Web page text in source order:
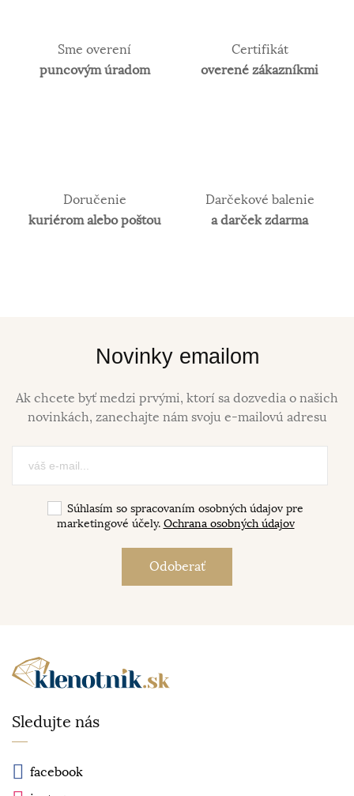
Sme overení
puncovým úradom
Certifikát
overené zákazníkmi
Doručenie
kuriérom alebo poštou
Darčekové balenie
a darček zdarma
Novinky emailom
Ak chcete byť medzi prvými, ktorí sa dozvedia o našich
novinkách, zanechajte nám svoju e-mailovú adresu
Súhlasím so spracovaním osobných údajov pre
marketingové účely. Ochrana osobných údajov
Sledujte nás
facebook